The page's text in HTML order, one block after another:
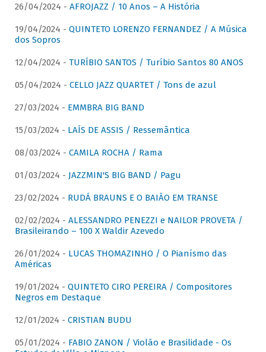
26/04/2024 - AFROJAZZ / 10 Anos – A História
19/04/2024 - QUINTETO LORENZO FERNANDEZ / A Música
dos Sopros
12/04/2024 - TURÍBIO SANTOS / Turíbio Santos 80 ANOS
05/04/2024 - CELLO JAZZ QUARTET / Tons de azul
27/03/2024 - EMMBRA BIG BAND
15/03/2024 - LAÍS DE ASSIS / Ressemântica
08/03/2024 - CAMILA ROCHA / Rama
01/03/2024 - JAZZMIN'S BIG BAND / Pagu
23/02/2024 - RUDÁ BRAUNS E O BAIÃO EM TRANSE
02/02/2024 - ALESSANDRO PENEZZI e NAILOR PROVETA /
Brasileirando – 100 X Waldir Azevedo
26/01/2024 - LUCAS THOMAZINHO / O Pianísmo das
Américas
19/01/2024 - QUINTETO CIRO PEREIRA / Compositores
Negros em Destaque
12/01/2024 - CRISTIAN BUDU
05/01/2024 - FABIO ZANON / Violão e Brasilidade - Os